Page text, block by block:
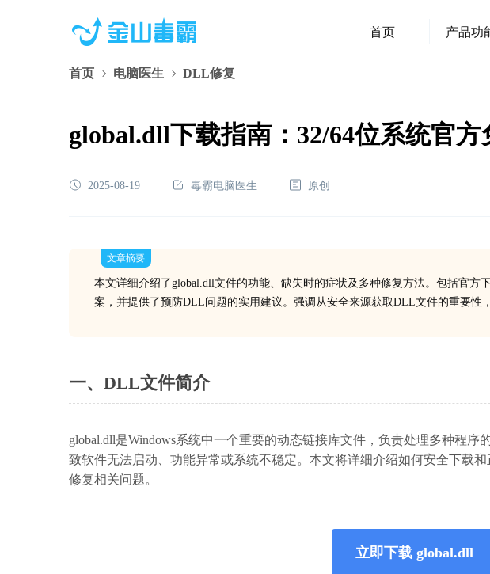
首页 产品功
首页 电脑医生 DLL修复
global.dll下载指南：32/64位系统官
2025-08-19 毒霸电脑医生 原创
文章摘要
本文详细介绍了global.dll文件的功能、缺失时的症状及多种修复方法。包括官方
案，并提供了预防DLL问题的实用建议。强调从安全来源获取DLL文件的重要性
一、DLL文件简介
global.dll是Windows系统中一个重要的动态链接库文件，负责处理多种程
致软件无法启动、功能异常或系统不稳定。本文将详细介绍如何安全下载
修复相关问题。
立即下载 global.dll